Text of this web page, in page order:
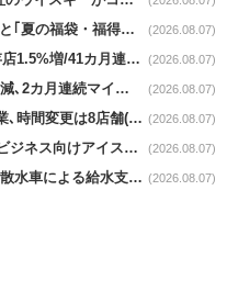
PLANTnews｜お盆向けごちそう商品と｢夏の福袋・福得カート｣8/8から開催 (2026.08.07)
リテールパートナーズnews｜7月既存店1.5%増/41カ月連続増 (2026.08.07)
MrMax news｜7月既存店売上高1.6％減､2カ月連続マイナス (2026.08.07)
イオン九州news｜熊本地震による休業､時間変更は8店舗(8/7時点) (2026.08.07)
青山商事news｜6時間冷たさが持続｢ビジネス向けアイスベスト｣発売 (2026.08.07)
ローソンnews｜｢熊本地震｣/店舗への散水車による給水支援を開始 (2026.08.07)